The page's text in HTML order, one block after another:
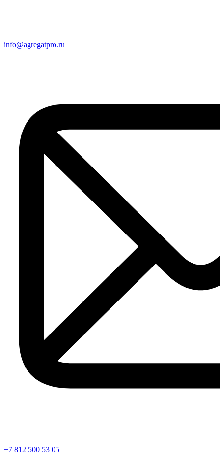
info@agregatpro.ru
+7 812 500 53 05